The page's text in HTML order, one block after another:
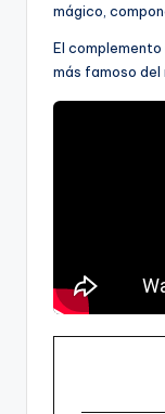
mágico,
El complemento
más famoso del